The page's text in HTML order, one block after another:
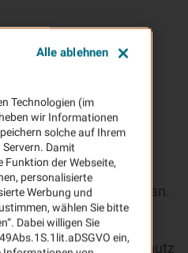
Feuerrohbau-
vom ersten Stein an.
Blitzschlag oder
wir. Darüber hinaus
auch Versicherungsschutz
Technologien (im
wir Informationen
solche auf Ihrem
Damit
Funktion der Webseite,
personalisierte
Werbung und
wählen Sie bitte
Dabei willigen Sie
ein,
Alle ablehnen